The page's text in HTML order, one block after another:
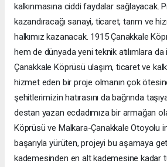
kalkınmasına ciddi faydalar sağlayacak.
kazandıracağı sanayi, ticaret, tarım ve
halkımız kazanacak. 1915 Çanakkale
hem de dünyada yeni teknik atılımlara
Çanakkale Köprüsü ulaşım, ticaret ve
hizmet eden bir proje olmanın çok
şehitlerimizin hatırasını da bağrında
destan yazan ecdadımıza bir armağan
Köprüsü ve Malkara-Çanakkale Otoyolu
başarıyla yürüten, projeyi bu aşamaya
kademesinden en alt kademesine kadar